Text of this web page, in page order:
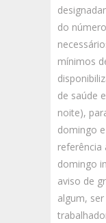
do
mínimos
de saúde
noite),
domingo
referência
domingo
aviso de
algum,